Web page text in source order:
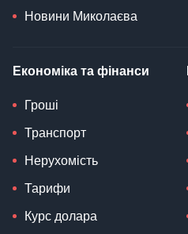
Новини Миколаєва
Економіка та фінанси
Гроші
Транспорт
Нерухомість
Тарифи
Курс долара